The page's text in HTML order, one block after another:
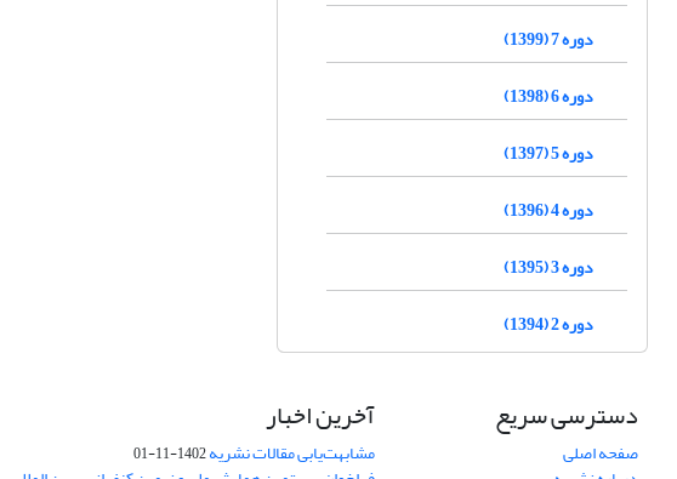
دوره 7 (1399)
دوره 6 (1398)
دوره 5 (1397)
دوره 4 (1396)
دوره 3 (1395)
دوره 2 (1394)
دسترسی سریع
صفحه اصلی
آخرین اخبار
مشابهت‌یابی مقالات نشریه1402-11-01